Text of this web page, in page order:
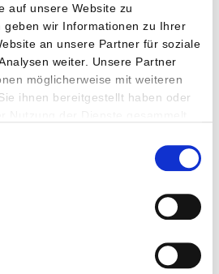
auf unsere Website zu
geben wir Informationen zu Ihrer
an unsere Partner für soziale
weiter. Unsere Partner
möglicherweise mit weiteren
ihnen bereitgestellt haben oder
Bürger gebührenfrei. Sie sparen sich
Antwort anfallenden